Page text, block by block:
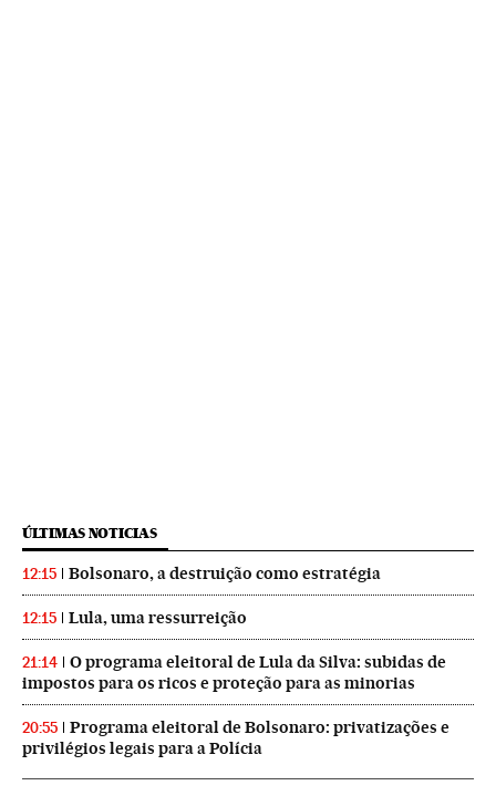
ÚLTIMAS NOTICIAS
12:15 Bolsonaro, a destruição como estratégia
12:15 Lula, uma ressurreição
21:14
O programa eleitoral de Lula da Silva: subidas de
impostos para os ricos e proteção para as minorias
20:55
Programa eleitoral de Bolsonaro: privatizações e
privilégios legais para a Polícia